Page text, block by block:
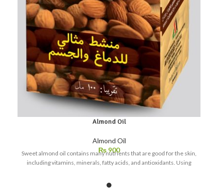
Almond Oil
Almond Oil
₨ 900
Sweet almond oil contains many nutrients that are good for the skin,
including vitamins, minerals, fatty acids, and antioxidants. Using